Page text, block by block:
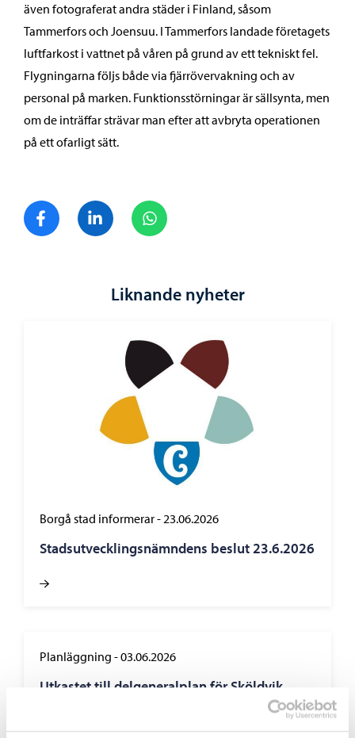
även fotograferat andra städer i Finland, såsom
Tammerfors och Joensuu. I Tammerfors landade företagets
luftfarkost i vattnet på våren på grund av ett tekniskt fel.
Flygningarna följs både via fjärrövervakning och av
personal på marken. Funktionsstörningar är sällsynta, men
om de inträffar strävar man efter att avbryta operationen
på ett ofarligt sätt.
Dela på FacebookDela på LinkedIn
Liknande nyheter
Borgå stad informerar-23.06.2026
Stadsutvecklingsnämndens beslut 23.6.2026
Planläggning -03.06.2026
Utkastet till delgeneralplan för Sköldvik,